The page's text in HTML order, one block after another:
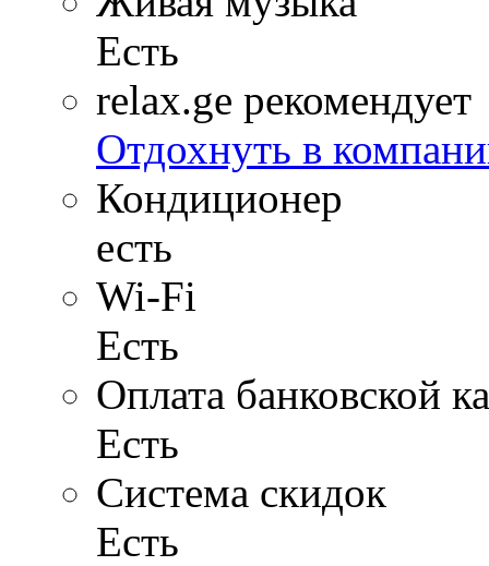
Есть
relax.ge рекомендует
Отдохнуть в
Кондиционер
есть
Wi-Fi
Есть
Оплата банковской
Есть
Система скидок
Есть